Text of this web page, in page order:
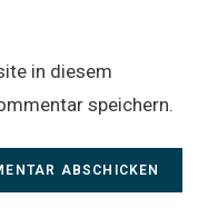
in diesem
speichern.